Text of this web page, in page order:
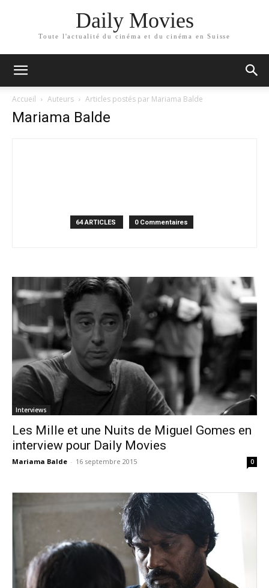
Daily Movies
Toute l'actualité du cinéma et du cinéma en Suisse
Accueil Auteurs Articles postés par Mariama Balde
Mariama Balde
64 ARTICLES 0 Commentaires
Interviews
Les Mille et une Nuits de Miguel Gomes en
interview pour Daily Movies
Mariama Balde - 16 septembre 2015 0